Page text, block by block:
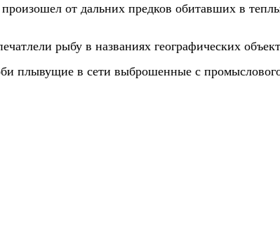
от дальних предков обитавших в
рыбу в названиях географических
плывущие в сети выброшенные с